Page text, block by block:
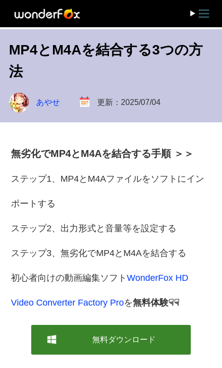
MP4とM4Aを結合する3つの方
法
あやせ 更新：2025/07/04
無劣化でMP4とM4Aを結合する手順 ＞＞
ステップ1、MP4とM4Aファイルをソフトにイン
ポートする
ステップ2、出力形式と音量等を設定する
ステップ3、無劣化でMP4とM4Aを結合する
初心者向けの動画編集ソフトWonderFox HD
Video Converter Factory Proを無料体験☟☟
無料ダウンロード